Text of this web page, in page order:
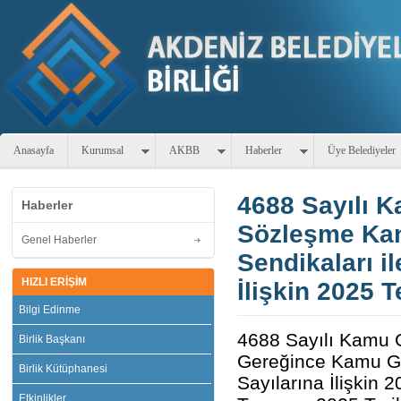
Anasayfa Kurumsal AKBB Haberler Üye Belediyeler
Haberler
Genel Haberler
HIZLI ERİŞİM
Bilgi Edinme
Birlik Başkanı
Birlik Kütüphanesi
Etkinlikler
4688 Sayılı
Sözleşme
Sendikaları
İlişkin 2025
4688 Sayılı
Gereğince Kamu
Sayılarına İlişkin